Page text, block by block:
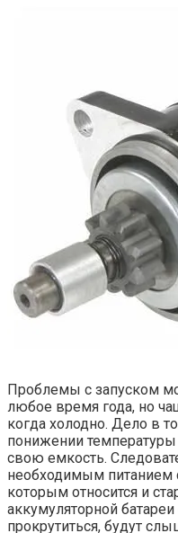
Проблемы с запуском
любое время года, но
когда холодно. Дело в
понижении
свою емкость.
необходимым
которым относится и
аккумуляторной
прокрутиться, будут